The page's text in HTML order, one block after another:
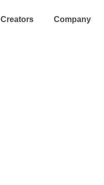
Creators Company